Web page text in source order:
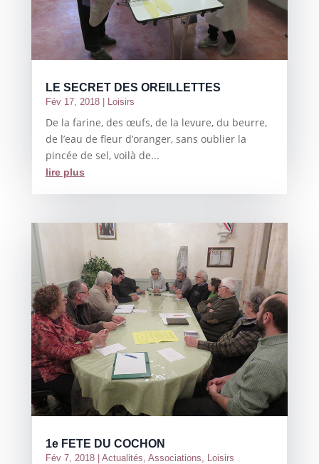
LE SECRET DES OREILLETTES
Fév 17, 2018| Loisirs
De la farine, des œufs, de la levure, du beurre,
de l’eau de fleur d’oranger, sans oublier la
pincée de sel, voilà de...
lire plus
1e FETE DU COCHON
Fév 7, 2018| Actualités Associations Loisirs